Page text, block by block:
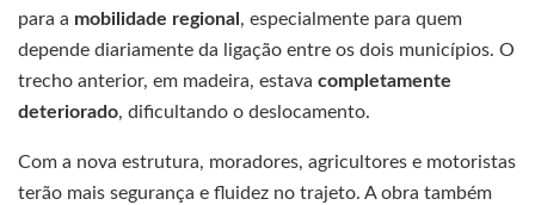
para a mobilidade regional , especialmente para quem
depende diariamente da ligação entre os dois municípios. O
trecho anterior, em madeira, estava completamente
deteriorado, dificultando o deslocamento.
Com a nova estrutura, moradores, agricultores e motoristas
terão mais segurança e fluidez no trajeto. A obra também